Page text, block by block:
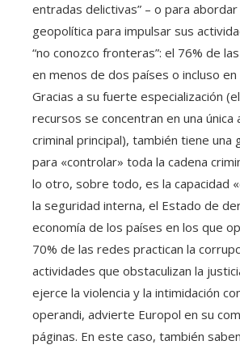
entradas delictivas” – o para abordar
geopolítica para impulsar sus
“no conozco fronteras”: el 76% de
en menos de dos países o incluso en
Gracias a su fuerte especialización
recursos se concentran en una única
criminal principal), también tiene una
para «controlar» toda la cadena
lo otro, sobre todo, es la capacidad
la seguridad interna, el Estado de
economía de los países en los que
70% de las redes practican la
actividades que obstaculizan la
ejerce la violencia y la intimidación
operandi, advierte Europol en su
páginas. En este caso, también